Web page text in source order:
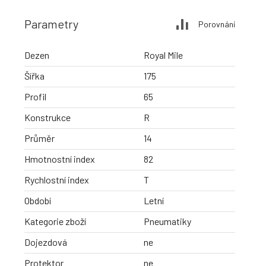
Parametry Porovnání
Dezen
Royal Mile
Šířka
175
Profil
65
Konstrukce
R
Průměr
14
Hmotnostní index
82
Rychlostní index
T
Období
Letní
Kategorie zboží
Pneumatiky
Dojezdová
ne
Protektor
ne